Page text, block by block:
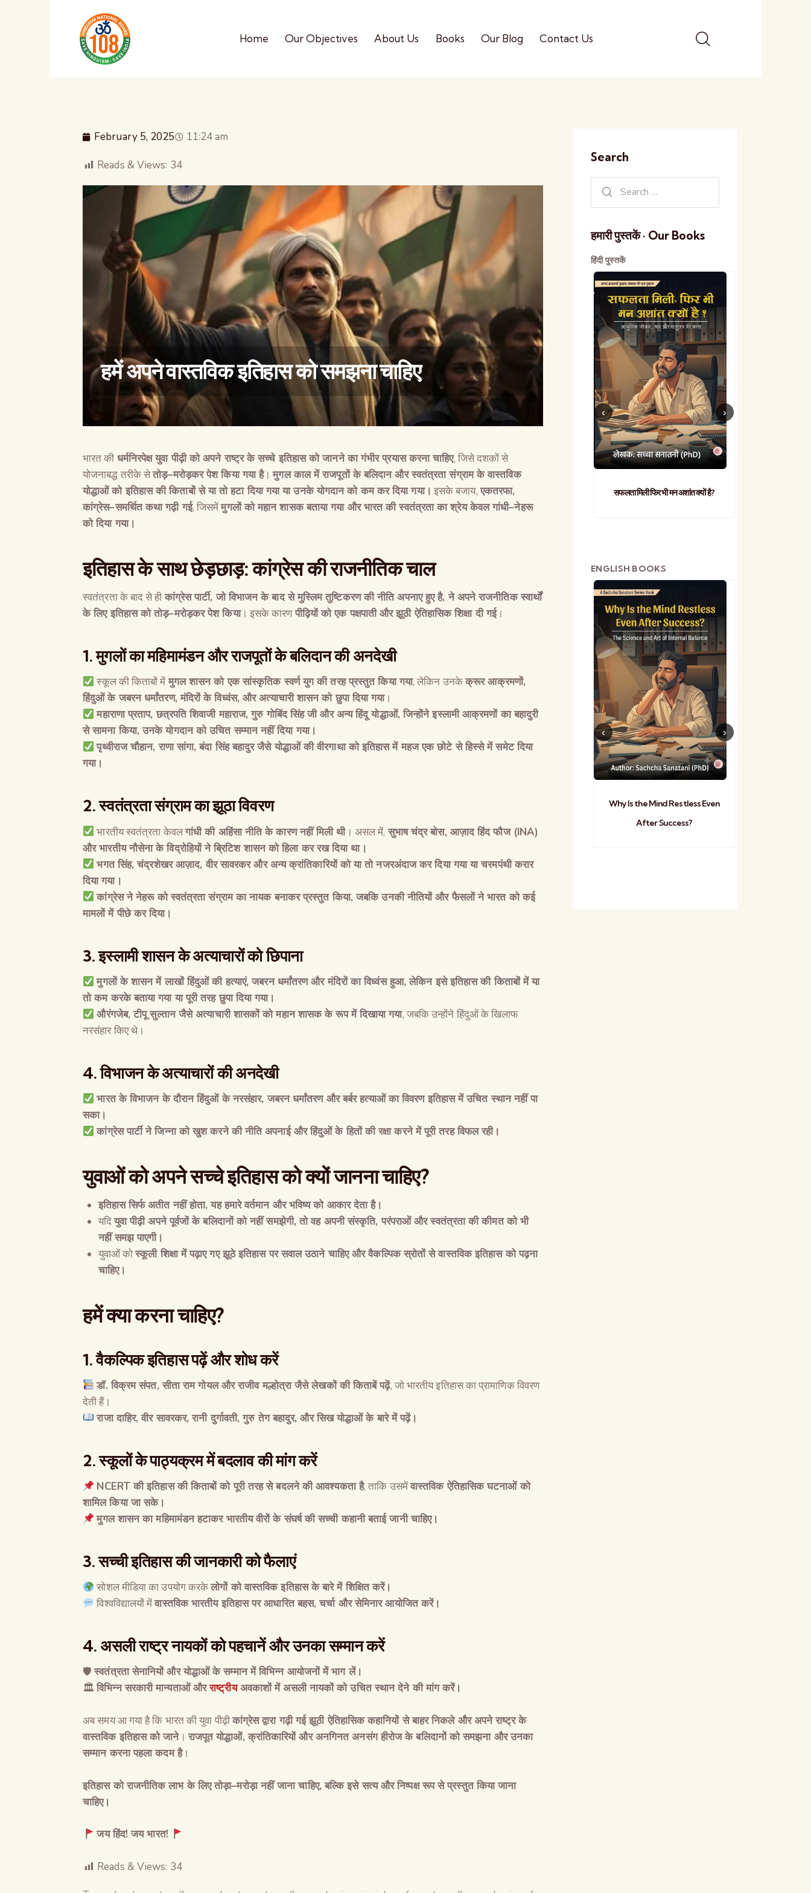
Home Our Objectives About Us Books Our Blog Contact Us
February 5, 2025 11:24 am
Reads & Views: 34
हमें अपने वास्तविक इतिहास को समझना चाहिए
भारत की धर्मनिरपेक्ष युवा पीढ़ी को अपने राष्ट्र के सच्चे इतिहास को जानने का गंभीर प्रयास करना चाहिए, जिसे दशकों से
योजनाबद्ध तरीके सेतोड़–मरोड़कर पेश किया गया है।मुगल काल में राजपूतों के बलिदान और स्वतंत्रता संग्राम के वास्तविक
योद्धाओं को इतिहास की किताबों से या तो हटा दिया गया या उनके योगदान को कम कर दिया गया। इसके बजाय,एकतरफा,
कांग्रेस–समर्थित कथा गढ़ी गई, जिसमेंमुगलों को महान शासक बताया गया और भारत की स्वतंत्रता का श्रेय केवल गांधी–नेहरू
को दिया गया।
इतिहास के साथ छेड़छाड़:कांग्रेस की राजनीतिक चाल
स्वतंत्रता के बाद से हीकांग्रेस पार्टी,जो विभाजन के बाद से मुस्लिम तुष्टिकरण की नीति अपनाए हुए है,ने अपने राजनीतिक स्वार्थों
के लिए इतिहास को तोड़–मरोड़कर पेश किया। इसके कारणपीढ़ियों को एक पक्षपाती और झूठी ऐतिहासिक शिक्षा दी गई।
1.मुगलों का महिमामंडन और राजपूतों के बलिदान की अनदेखी
स्कूल की किताबों मेंमुगल शासन को एक सांस्कृतिक स्वर्ण युग की तरह प्रस्तुत किया गया, लेकिन उनकेक्रूर आक्रमणों,
हिंदुओं के जबरन धर्मांतरण,मंदिरों के विध्वंस,और अत्याचारी शासन को छुपा दिया गया।
महाराणा प्रताप,छत्रपति शिवाजी महाराज,गुरु गोबिंद सिंह जी और अन्य हिंदू योद्धाओं,जिन्होंने इस्लामी आक्रमणों का बहादुरी
से सामना किया,उनके योगदान को उचित सम्मान नहीं दिया गया।
पृथ्वीराज चौहान,राणा सांगा,बंदा सिंह बहादुर जैसे योद्धाओं की वीरगाथा को इतिहास में महज एक छोटे से हिस्से में समेट दिया
गया।
2.स्वतंत्रता संग्राम का झूठा विवरण
भारतीय स्वतंत्रता केवलगांधी की अहिंसा नीति के कारण नहीं मिली थी। असल में,सुभाष चंद्र बोस, आज़ाद हिंद फौज (INA)
और भारतीय नौसेना के विद्रोहियों ने ब्रिटिश शासन को हिला कर रख दिया था।
भगत सिंह,चंद्रशेखर आज़ाद,वीर सावरकर और अन्य क्रांतिकारियों को या तो नजरअंदाज कर दिया गया या चरमपंथी करार
दिया गया।
कांग्रेस ने नेहरू को स्वतंत्रता संग्राम का नायक बनाकर प्रस्तुत किया,जबकि उनकी नीतियों और फैसलों ने भारत को कई
मामलों में पीछे कर दिया।
3.इस्लामी शासन के अत्याचारों को छिपाना
मुगलों के शासन में लाखों हिंदुओं की हत्याएं,जबरन धर्मांतरण और मंदिरों का विध्वंस हुआ,लेकिन इसे इतिहास की किताबों में या
तो कम करके बताया गया या पूरी तरह छुपा दिया गया।
औरंगजेब,टीपू सुल्तान जैसे अत्याचारी शासकों को महान शासक के रूप में दिखाया गया, जबकि उन्होंने हिंदुओं के खिलाफ
नरसंहार किए थे।
4.विभाजन के अत्याचारों की अनदेखी
भारत के विभाजन के दौरान हिंदुओं के नरसंहार,जबरन धर्मांतरण और बर्बर हत्याओं का विवरण इतिहास में उचित स्थान नहीं पा
सका।
कांग्रेस पार्टी ने जिन्ना को खुश करने की नीति अपनाई और हिंदुओं के हितों की रक्षा करने में पूरी तरह विफल रही।
युवाओं को अपने सच्चे इतिहास को क्यों जानना चाहिए?
इतिहास सिर्फ अतीत नहीं होता,यह हमारे वर्तमान और भविष्य को आकार देता है।
यदियुवा पीढ़ी अपने पूर्वजों के बलिदानों को नहीं समझेगी,तो वह अपनी संस्कृति,परंपराओं और स्वतंत्रता की कीमत को भी
नहीं समझ पाएगी।
युवाओं कोस्कूली शिक्षा में पढ़ाए गए झूठे इतिहास पर सवाल उठाने चाहिए और वैकल्पिक स्रोतों से वास्तविक इतिहास को पढ़ना
चाहिए।
हमें क्या करना चाहिए?
1.वैकल्पिक इतिहास पढ़ें और शोध करें
डॉ.विक्रम संपत,सीता राम गोयल और राजीव मल्होत्रा जैसे लेखकों की किताबें पढ़ें, जो भारतीय इतिहास का प्रामाणिक विवरण
देती हैं।
राजा दाहिर,वीर सावरकर,रानी दुर्गावती,गुरु तेग बहादुर,और सिख योद्धाओं के बारे में पढ़ें।
2.स्कूलों के पाठ्यक्रम में बदलाव की मांग करें
NCERTकी इतिहास की किताबों को पूरी तरह से बदलने की आवश्यकता है, ताकि उसमेंवास्तविक ऐतिहासिक घटनाओं को
शामिल किया जा सके।
मुगल शासन का महिमामंडन हटाकर भारतीय वीरों के संघर्ष की सच्ची कहानी बताई जानी चाहिए।
3.सच्ची इतिहास की जानकारी को फैलाएं
सोशल मीडिया का उपयोग करकेलोगों को वास्तविक इतिहास के बारे में शिक्षित करें।
विश्वविद्यालयों मेंवास्तविक भारतीय इतिहास पर आधारित बहस,चर्चा और सेमिनार आयोजित करें।
4.असली राष्ट्र नायकों को पहचानें और उनका सम्मान करें
🛡स्वतंत्रता सेनानियों और योद्धाओं के सम्मान में विभिन्न आयोजनों में भाग लें।
🏛विभिन्न सरकारी मान्यताओं औरराष्ट्रीयअवकाशों में असली नायकों को उचित स्थान देने की मांग करें।
अब समय आ गया है कि भारत की युवा पीढ़ीकांग्रेस द्वारा गढ़ी गई झूठी ऐतिहासिक कहानियों से बाहर निकले और अपने राष्ट्र के
वास्तविक इतिहास को जाने।राजपूत योद्धाओं,क्रांतिकारियों और अनगिनत अनसंग हीरोज के बलिदानों को समझना और उनका
सम्मान करना पहला कदम है।
इतिहास को राजनीतिक लाभ के लिए तोड़ा–मरोड़ा नहीं जाना चाहिए,बल्कि इसे सत्य और निष्पक्ष रूप से प्रस्तुत किया जाना
चाहिए।
जय हिंद!जय भारत!
Reads & Views: 34
Search
हमारी पुस्तकें · Our Books
हिंदी पुस्तकें
वैश्विक कुरुक्षेत्र
सफलता मिली फिर भी मन अशांत क्यों है?
ENGLISH BOOKS
Why Is the Mind Restless Even
After Success?